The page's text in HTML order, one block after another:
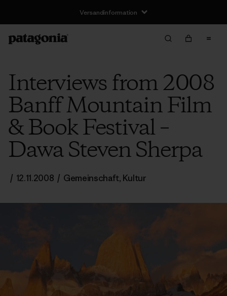
Versandinformation
Interviews from 2008
Banff Mountain Film
& Book Festival –
Dawa Steven Sherpa
/ 12.11.2008 / Gemeinschaft, Kultur